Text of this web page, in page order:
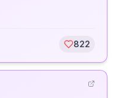
822